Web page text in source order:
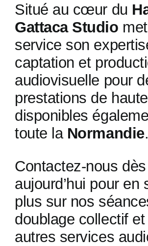
Situé au cœur du
Gattaca Studio
service son
captation et
audiovisuelle pour
prestations de
disponibles
toute la Normandie.
Contactez-nous dès
aujourd’hui pour en
plus sur nos
doublage collectif
autres services